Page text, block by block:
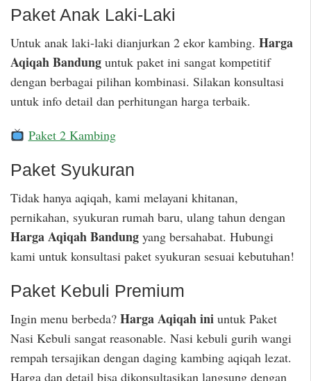
Paket Anak Laki-Laki
Untuk anak laki-laki dianjurkan 2 ekor kambing. Harga
Aqiqah Bandung untuk paket ini sangat kompetitif
dengan berbagai pilihan kombinasi. Silakan konsultasi
untuk info detail dan perhitungan harga terbaik.
Paket 2 Kambing
Paket Syukuran
Tidak hanya aqiqah, kami melayani khitanan,
pernikahan, syukuran rumah baru, ulang tahun dengan
Harga Aqiqah Bandung yang bersahabat. Hubungi
kami untuk konsultasi paket syukuran sesuai kebutuhan!
Paket Kebuli Premium
Ingin menu berbeda? Harga Aqiqah ini untuk Paket
Nasi Kebuli sangat reasonable. Nasi kebuli gurih wangi
rempah tersajikan dengan daging kambing aqiqah lezat.
Harga dan detail bisa dikonsultasikan langsung dengan